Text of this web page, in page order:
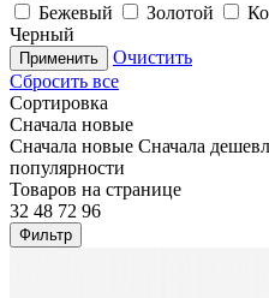
Бежевый
Золотой
Черный
Применить
Очистить
Сбросить все
Сортировка
Сначала новые
Сначала новые Сначала
популярности
Товаров на странице
32 48 72 96
Фильтр